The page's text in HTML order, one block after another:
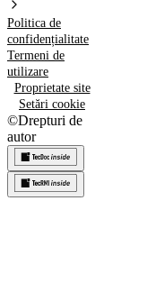
Politica de
confidențialitate
Termeni de
utilizare
Proprietate site
Setări cookie
©Drepturi de
autor